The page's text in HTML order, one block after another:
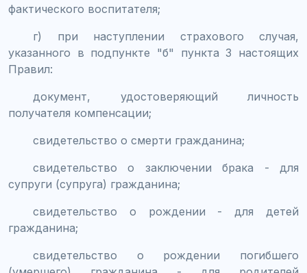
фактического воспитателя;
г) при наступлении страхового случая,
указанного в подпункте "б" пункта 3 настоящих
Правил:
документ, удостоверяющий личность
получателя компенсации;
свидетельство о смерти гражданина;
свидетельство о заключении брака - для
супруги (супруга) гражданина;
свидетельство о рождении - для детей
гражданина;
свидетельство о рождении погибшего